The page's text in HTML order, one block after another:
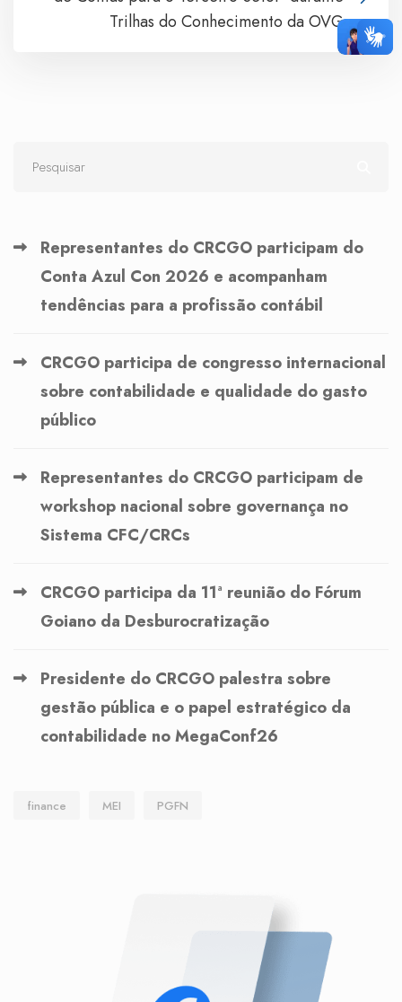
Trilhas do Conhecimento da OVG
Representantes do CRCGO participam do
Conta Azul Con 2026 e acompanham
tendências para a profissão contábil
CRCGO participa de congresso internacional
sobre contabilidade e qualidade do gasto
público
Representantes do CRCGO participam de
workshop nacional sobre governança no
Sistema CFC/CRCs
CRCGO participa da 11ª reunião do Fórum
Goiano da Desburocratização
Presidente do CRCGO palestra sobre
gestão pública e o papel estratégico da
contabilidade no MegaConf26
finance MEI PGFN